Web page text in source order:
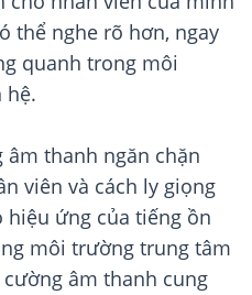
thể nghe rõ hơn, ngay
quanh trong môi
hệ.
âm thanh ngăn chặn
viên và cách ly giọng
ứng của tiếng ồn
môi trường trung tâm
âm thanh cung